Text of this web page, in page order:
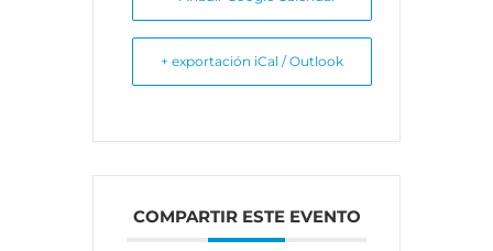
+ exportación iCal / Outlook
COMPARTIR ESTE EVENTO